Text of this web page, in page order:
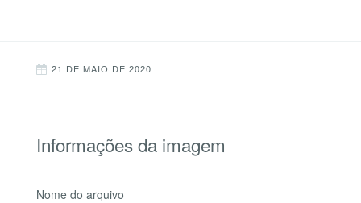
21 DE MAIO DE 2020
Informações da imagem
Nome do arquivo